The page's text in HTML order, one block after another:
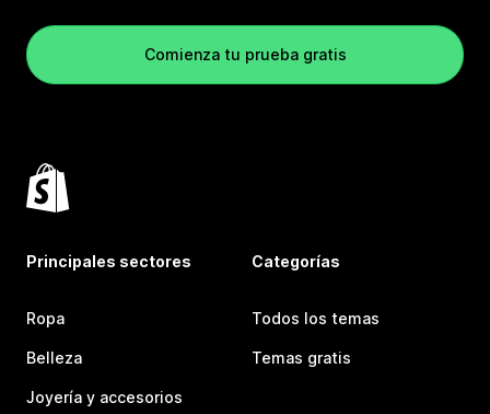
Comienza tu prueba gratis
Principales sectores
Ropa
Belleza
Joyería y accesorios
Categorías
Todos los temas
Temas gratis